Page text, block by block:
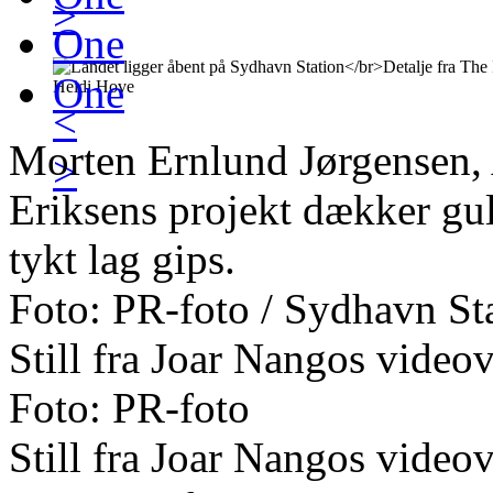
>
<
>
One
One
Morten Ernlund
Eriksens projekt dækker
tykt lag gips.
Foto: PR-foto / Sydhavn
Still fra Joar Nangos
Foto: PR-foto
Still fra Joar Nangos